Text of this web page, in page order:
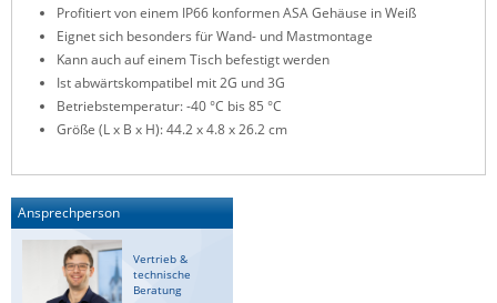
News zu unseren Herstellern
Profitiert von einem IP66 konformen ASA Gehäuse in Weiß
Eignet sich besonders für Wand- und Mastmontage
Kann auch auf einem Tisch befestigt werden
Ist abwärtskompatibel mit 2G und 3G
Betriebstemperatur: -40 °C bis 85 °C
Größe (L x B x H): 44.2 x 4.8 x 26.2 cm
Ansprechperson
Vertrieb &
technische
Beratung